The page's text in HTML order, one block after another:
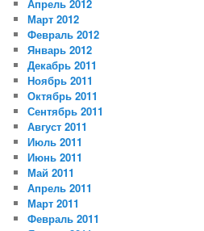
Апрель 2012
Март 2012
Февраль 2012
Январь 2012
Декабрь 2011
Ноябрь 2011
Октябрь 2011
Сентябрь 2011
Август 2011
Июль 2011
Июнь 2011
Май 2011
Апрель 2011
Март 2011
Февраль 2011